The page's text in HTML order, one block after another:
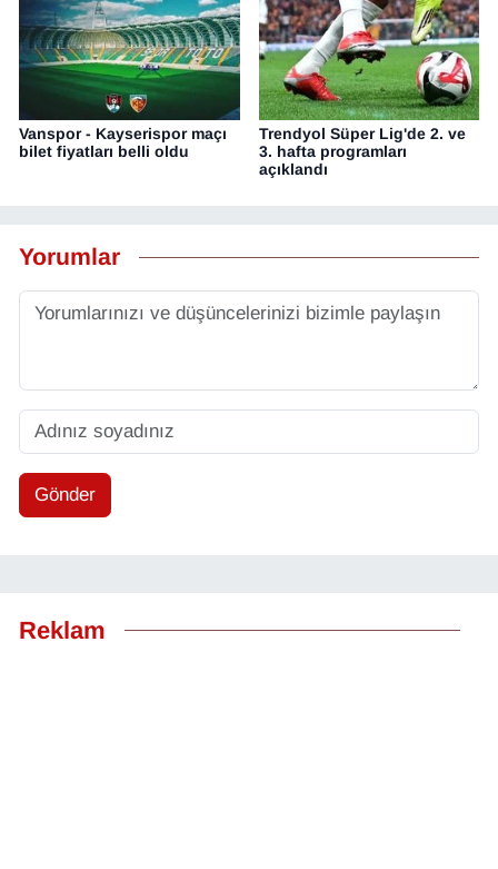
Vanspor - Kayserispor maçı
bilet fiyatları belli oldu
Trendyol Süper Lig'de 2. ve
3. hafta programları
açıklandı
Yorumlar
Gönder
Reklam